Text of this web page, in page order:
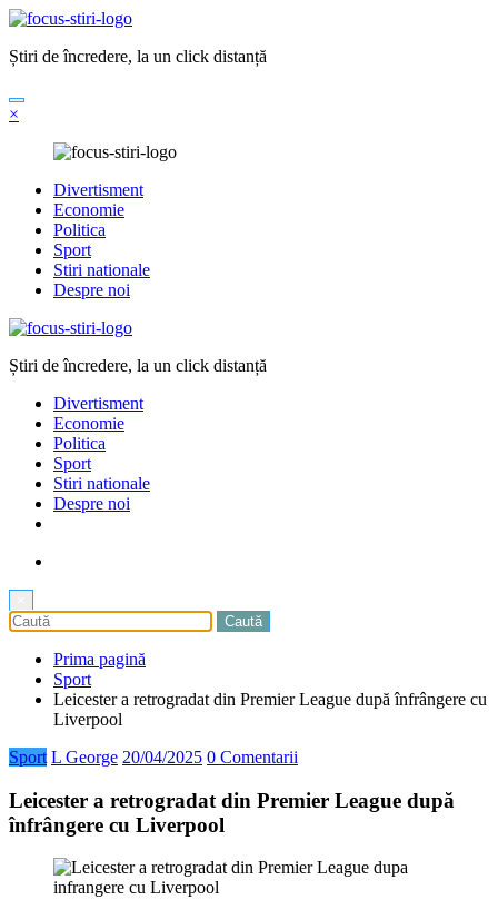
Sari
conținut
Știri de încredere, la un click distanță
×
Divertisment
Economie
Politica
Sport
Stiri nationale
Despre noi
Știri de încredere, la un click distanță
Divertisment
Economie
Politica
Sport
Stiri nationale
Despre noi
Prima pagină
Sport
Leicester a retrogradat din Premier League după înfrângere cu
Liverpool
Sport L George 20/04/2025 0 Comentarii
Leicester a retrogradat din Premier League după
înfrângere cu Liverpool